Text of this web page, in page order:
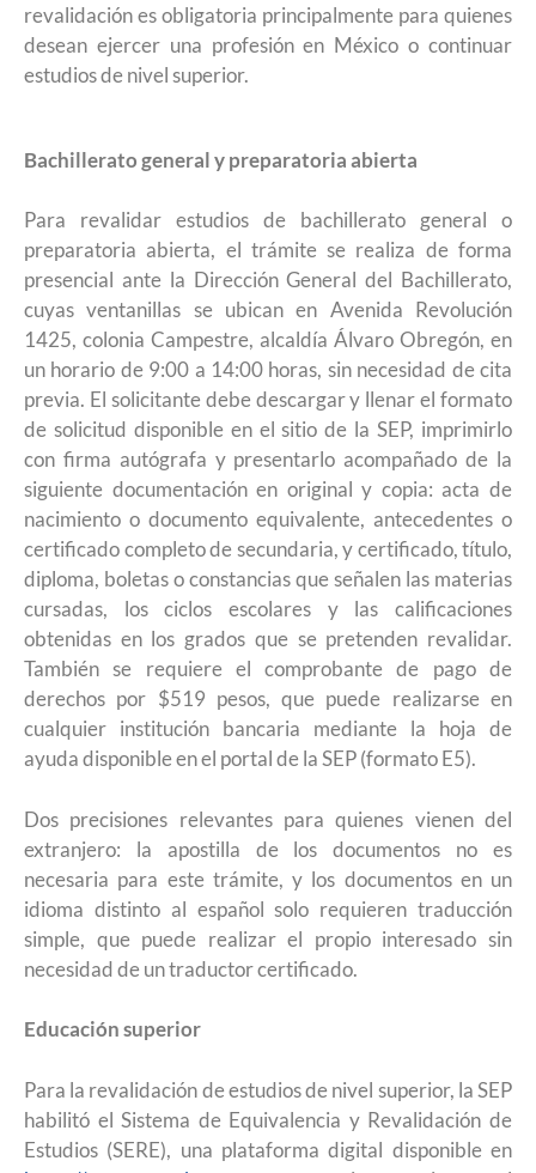
revalidación es obligatoria principalmente para quienes
desean ejercer una profesión en México o continuar
estudios de nivel superior.
Bachillerato general y preparatoria abierta
Para revalidar estudios de bachillerato general o
preparatoria abierta, el trámite se realiza de forma
presencial ante la Dirección General del Bachillerato,
cuyas ventanillas se ubican en Avenida Revolución
1425, colonia Campestre, alcaldía Álvaro Obregón, en
un horario de 9:00 a 14:00 horas, sin necesidad de cita
previa. El solicitante debe descargar y llenar el formato
de solicitud disponible en el sitio de la SEP, imprimirlo
con firma autógrafa y presentarlo acompañado de la
siguiente documentación en original y copia: acta de
nacimiento o documento equivalente, antecedentes o
certificado completo de secundaria, y certificado, título,
diploma, boletas o constancias que señalen las materias
cursadas, los ciclos escolares y las calificaciones
obtenidas en los grados que se pretenden revalidar.
También se requiere el comprobante de pago de
derechos por $519 pesos, que puede realizarse en
cualquier institución bancaria mediante la hoja de
ayuda disponible en el portal de la SEP (formato E5).
Dos precisiones relevantes para quienes vienen del
extranjero: la apostilla de los documentos no es
necesaria para este trámite, y los documentos en un
idioma distinto al español solo requieren traducción
simple, que puede realizar el propio interesado sin
necesidad de un traductor certificado.
Educación superior
Para la revalidación de estudios de nivel superior, la SEP
habilitó el Sistema de Equivalencia y Revalidación de
Estudios (SERE), una plataforma digital disponible en